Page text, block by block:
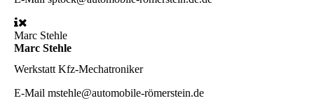
Marc Stehle
Marc Stehle
Werkstatt Kfz-Mechatroniker
E-Mail mstehle@automobile-römerstein.de